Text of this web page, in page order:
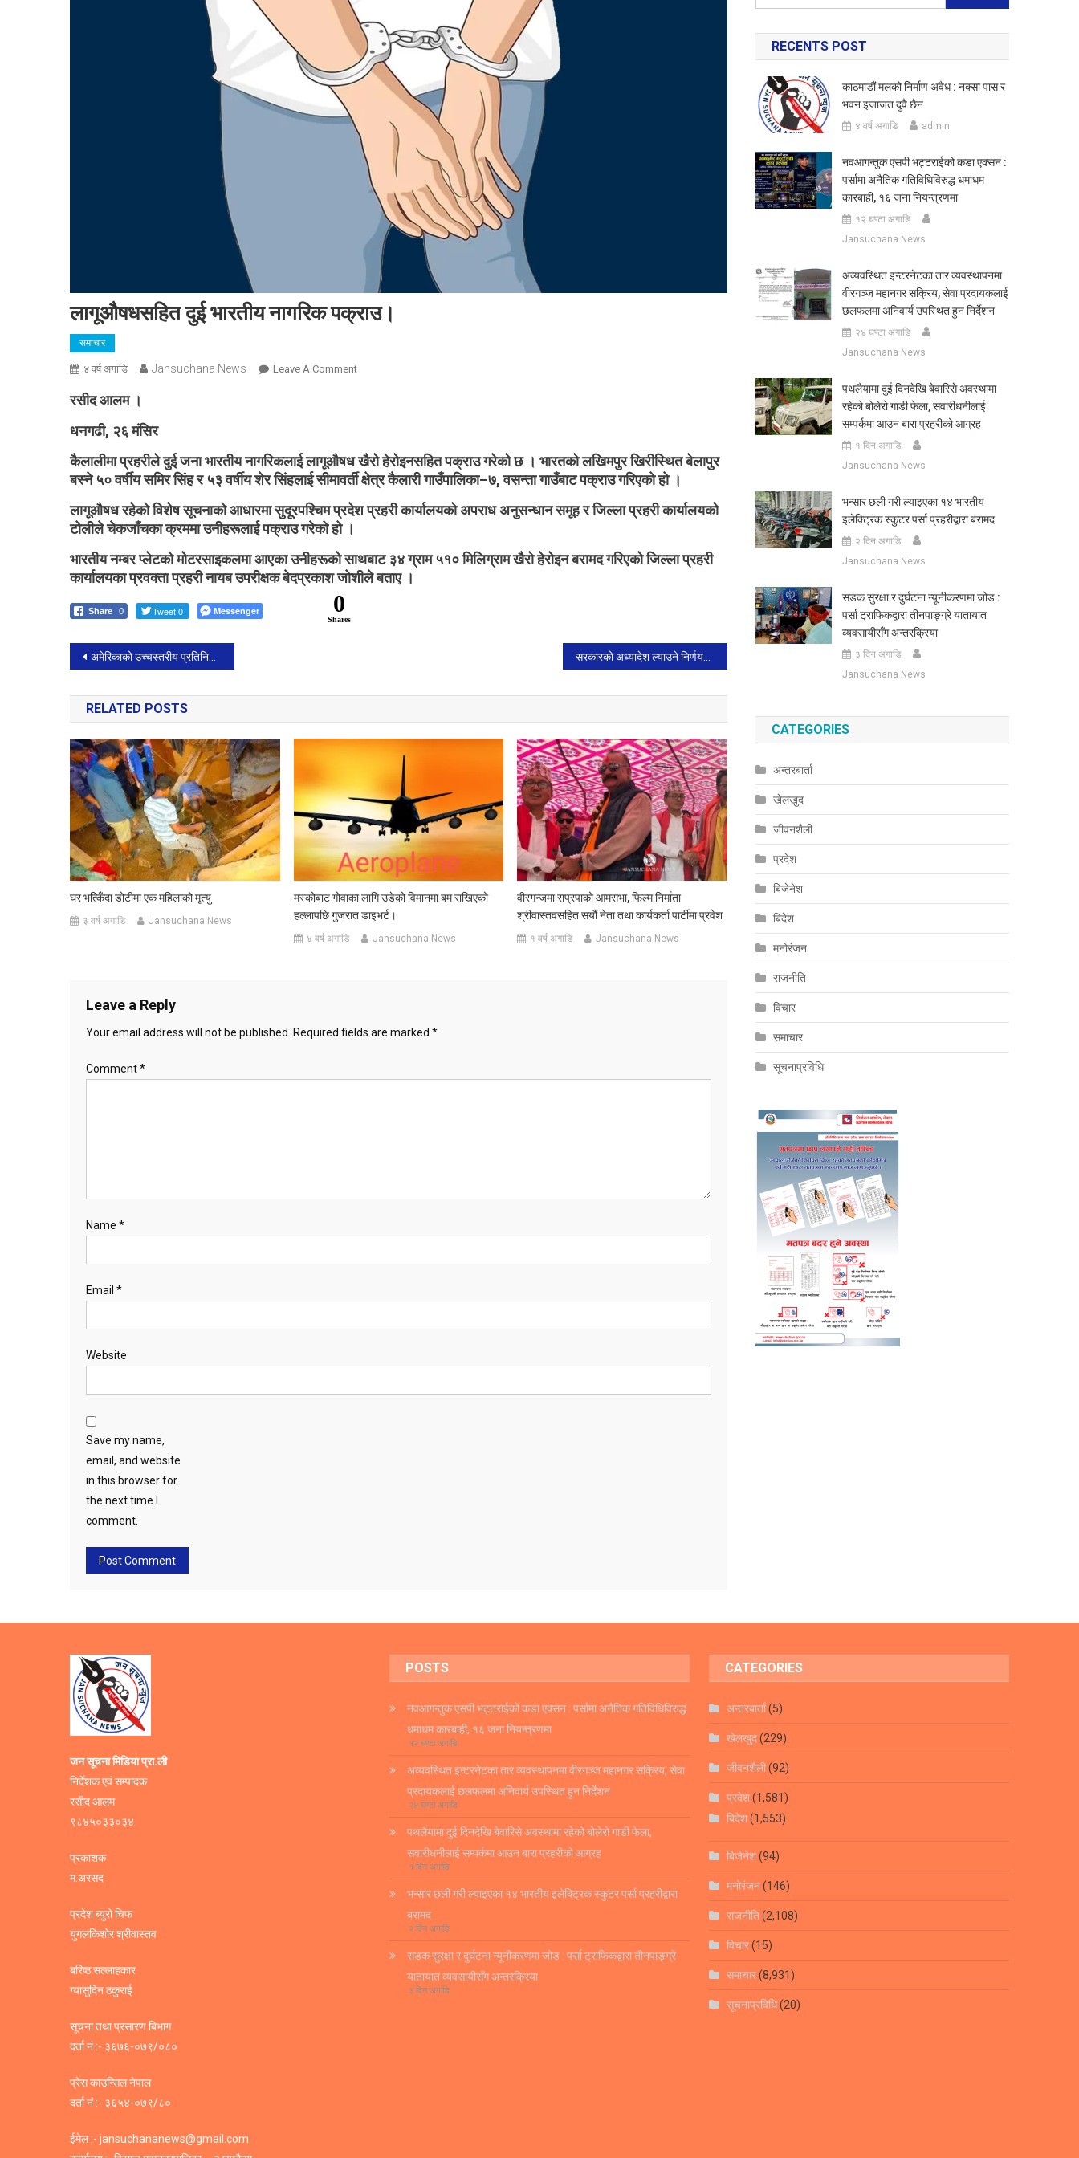
लागूऔषधसहित दुई भारतीय नागरिक पक्राउ।
समाचार
४ वर्ष अगाडि Jansuchana News Leave A CommentOn
पक्राउ।
रसीद आलम ।
धनगढी, २६ मंसिर
कैलालीमा प्रहरीले दुई जना भारतीय नागरिकलाई लागूऔषध खैरो हेरोइनसहित पक्राउ गरेको छ । भारतको लखिमपुर खिरीस्थित बेलापुर
बस्ने ५० वर्षीय समिर सिंह र ५३ वर्षीय शेर सिंहलाई सीमावर्ती क्षेत्र कैलारी गाउँपालिका–७, वसन्ता गाउँबाट पक्राउ गरिएको हो ।
लागूऔषध रहेको विशेष सूचनाको आधारमा सुदूरपश्चिम प्रदेश प्रहरी कार्यालयको अपराध अनुसन्धान समूह र जिल्ला प्रहरी कार्यालयको
टोलीले चेकजाँचका क्रममा उनीहरूलाई पक्राउ गरेको हो ।
भारतीय नम्बर प्लेटको मोटरसाइकलमा आएका उनीहरूको साथबाट ३४ ग्राम ५१० मिलिग्राम खैरो हेरोइन बरामद गरिएको जिल्ला प्रहरी
कार्यालयका प्रवक्ता प्रहरी नायब उपरीक्षक बेदप्रकाश जोशीले बताए ।
Share 0 Tweet 0 Messenger 0
Shares
Post
navigation
अमेरिकाको उच्चस्तरीय प्रतिनिधिमण्डलले बेइजिङको भ्रमण गर्दै
RELATED POSTS
घर भत्किँदा डोटीमा एक महिलाको मृत्यु
३ वर्ष अगाडि Jansuchana News
मस्कोबाट गोवाका लागि उडेको विमानमा बम राखिएको
हल्लापछि गुजरात डाइभर्ट।
४ वर्ष अगाडि Jansuchana News
वीरगन्जमा राप्रपाको आमसभा, फिल्म निर्माता
श्रीवास्तवसहित सयौं नेता तथा कार्यकर्ता पार्टीमा प्रवेश
१ वर्ष अगाडि Jansuchana News
Leave a Reply
Your email address will not be published. Required fields are marked *
Comment*
Name *
Email *
Website
Save my name,
email, and website
in this browser for
the next time I
comment.
for:
RECENTS POST
काठमाडौं मलको निर्माण अवैध : नक्सा पास र
भवन इजाजत दुवै छैन
४ वर्ष अगाडि admin
नवआगन्तुक एसपी भट्टराईको कडा एक्सन :
पर्सामा अनैतिक गतिविधिविरुद्ध धमाधम
कारबाही, १६ जना नियन्त्रणमा
१२ घण्टा अगाडि
Jansuchana News
अव्यवस्थित इन्टरनेटका तार व्यवस्थापनमा
वीरगञ्ज महानगर सक्रिय, सेवा प्रदायकलाई
छलफलमा अनिवार्य उपस्थित हुन निर्देशन
२४ घण्टा अगाडि
Jansuchana News
पथलैयामा दुई दिनदेखि बेवारिसे अवस्थामा
रहेको बोलेरो गाडी फेला, सवारीधनीलाई
सम्पर्कमा आउन बारा प्रहरीको आग्रह
१ दिन अगाडि
Jansuchana News
भन्सार छली गरी ल्याइएका १४ भारतीय
इलेक्ट्रिक स्कुटर पर्सा प्रहरीद्वारा बरामद
२ दिन अगाडि
Jansuchana News
सडक सुरक्षा र दुर्घटना न्यूनीकरणमा जोड :
पर्सा ट्राफिकद्वारा तीनपाङ्ग्रे यातायात
व्यवसायीसँग अन्तरक्रिया
३ दिन अगाडि
Jansuchana News
CATEGORIES
अन्तरबार्ता
खेलखुद
जीवनशैली
प्रदेश
बिजेनेश
बिदेश
मनोरंजन
राजनीति
विचार
समाचार
सूचनाप्रविधि
जन सूचना मिडिया प्रा.ली
निर्देशक एवं सम्पादक
रसीद आलम
९८४५०३३०३४
प्रकाशक
म.अरसद
प्रदेश ब्युरो चिफ
युगलकिशोर श्रीवास्तव
बरिष्ठ सल्लाहकार
ग्यासुदिन ठकुराई
सूचना तथा प्रसारण बिभाग
दर्ता नं :- ३६७६-०७९/०८०
प्रेस काउन्सिल नेपाल
दर्ता नं :- ३६५४-०७९/८०
ईमेल :- jansuchananews@gmail.com
POSTS
नवआगन्तुक एसपी भट्टराईको कडा एक्सन : पर्सामा अनैतिक गतिविधिविरुद्ध
धमाधम कारबाही, १६ जना नियन्त्रणमा
१२ घण्टा अगाडि
अव्यवस्थित इन्टरनेटका तार व्यवस्थापनमा वीरगञ्ज महानगर सक्रिय, सेवा
प्रदायकलाई छलफलमा अनिवार्य उपस्थित हुन निर्देशन
२४ घण्टा अगाडि
पथलैयामा दुई दिनदेखि बेवारिसे अवस्थामा रहेको बोलेरो गाडी फेला,
सवारीधनीलाई सम्पर्कमा आउन बारा प्रहरीको आग्रह
१ दिन अगाडि
भन्सार छली गरी ल्याइएका १४ भारतीय इलेक्ट्रिक स्कुटर पर्सा प्रहरीद्वारा
बरामद
२ दिन अगाडि
सडक सुरक्षा र दुर्घटना न्यूनीकरणमा जोड : पर्सा ट्राफिकद्वारा तीनपाङ्ग्रे
यातायात व्यवसायीसँग अन्तरक्रिया
३ दिन अगाडि
CATEGORIES
अन्तरबार्ता(5)
खेलखुद(229)
जीवनशैली(92)
प्रदेश(1,581)
बिदेश(1,553)
बिजेनेश(94)
मनोरंजन(146)
राजनीति(2,108)
विचार(15)
समाचार(8,931)
सूचनाप्रविधि(20)